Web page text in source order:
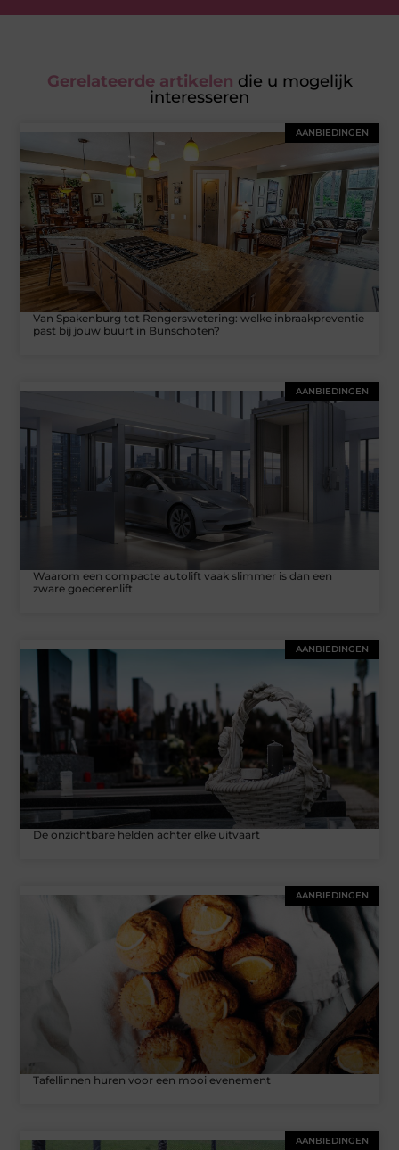
Gerelateerde artikelen die u mogelijk
interesseren
AANBIEDINGEN
Van Spakenburg tot Rengerswetering: welke inbraakpreventie
past bij jouw buurt in Bunschoten?
AANBIEDINGEN
Waarom een compacte autolift vaak slimmer is dan een
zware goederenlift
AANBIEDINGEN
De onzichtbare helden achter elke uitvaart
AANBIEDINGEN
Tafellinnen huren voor een mooi evenement
AANBIEDINGEN